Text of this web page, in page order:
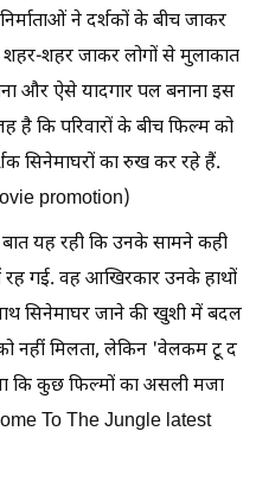
ने दर्शकों के बीच जाकर
शहर जाकर लोगों से मुलाकात
और ऐसे यादगार पल बनाना इस
है कि परिवारों के बीच फिल्म को
सिनेमाघरों का रुख कर रहे हैं.
promotion)
यह रही कि उनके सामने कही
रह गई. वह आखिरकार उनके हाथों
सिनेमाघर जाने की खुशी में बदल
नहीं मिलता, लेकिन 'वेलकम टू द
कि कुछ फिल्मों का असली मजा
To The Jungle latest